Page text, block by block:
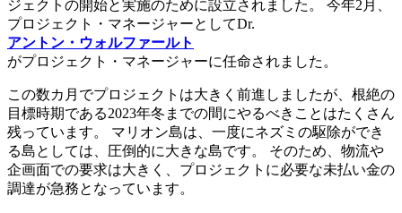
ジェクトの開始と実施のために設立されました。 今年2月、
プロジェクト・マネージャーとしてDr.
アントン・ウォルファールト
がプロジェクト・マネージャーに任命されました。
この数カ月でプロジェクトは大きく前進しましたが、根絶の
目標時期である2023年冬までの間にやるべきことはたくさん
残っています。 マリオン島は、一度にネズミの駆除ができ
る島としては、圧倒的に大きな島です。 そのため、物流や
企画面での要求は大きく、プロジェクトに必要な未払い金の
調達が急務となっています。